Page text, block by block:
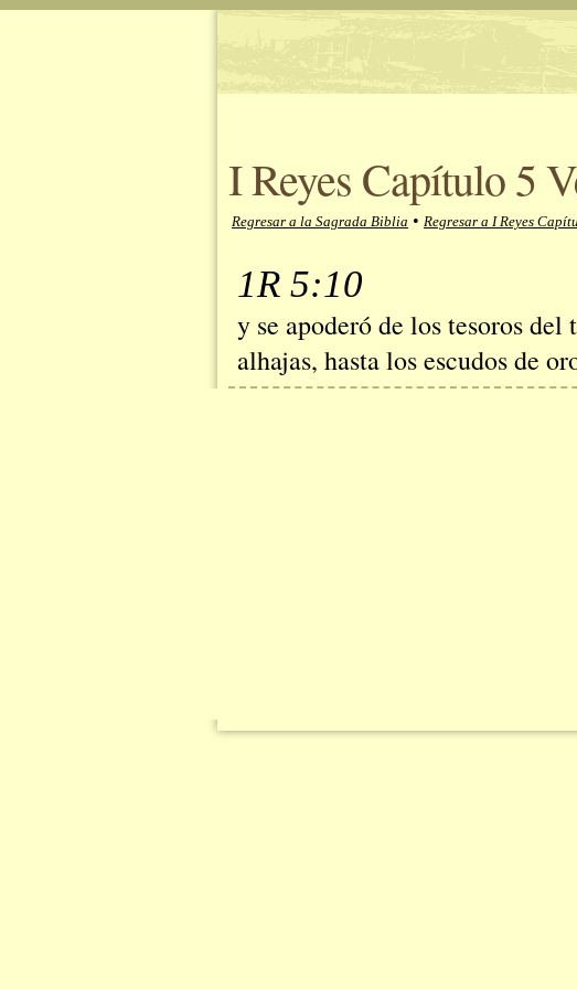
I Reyes Capítulo 5
Regresar a la Sagrada Biblia • Regresar a I Reyes
1R 5:10
y se apoderó de los tesoros
alhajas, hasta los escudos de